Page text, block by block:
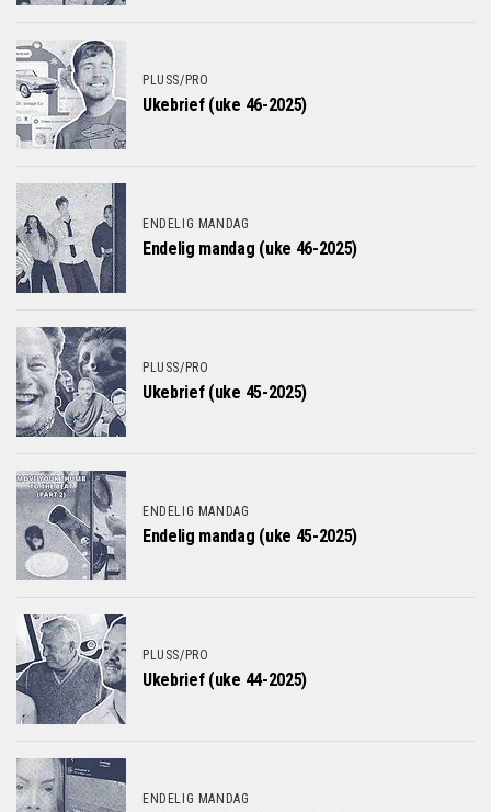
PLUSS/PRO
Ukebrief (uke 46-2025)
ENDELIG MANDAG
Endelig mandag (uke 46-2025)
PLUSS/PRO
Ukebrief (uke 45-2025)
ENDELIG MANDAG
Endelig mandag (uke 45-2025)
PLUSS/PRO
Ukebrief (uke 44-2025)
ENDELIG MANDAG